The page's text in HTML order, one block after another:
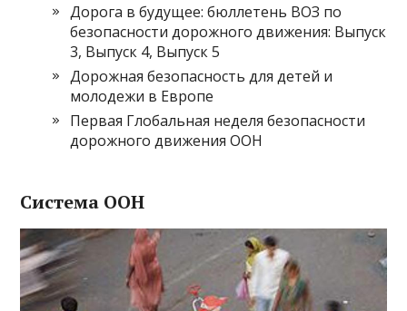
Дорога в будущее: бюллетень ВОЗ по
безопасности дорожного движения: Выпуск
3, Выпуск 4, Выпуск 5
Дорожная безопасность для детей и
молодежи в Европе
Первая Глобальная неделя безопасности
дорожного движения ООН
Система ООН